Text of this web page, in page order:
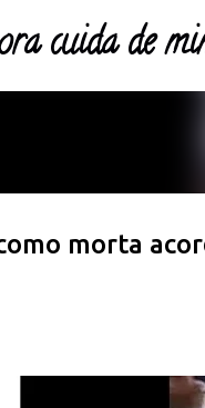
cuida de
morta